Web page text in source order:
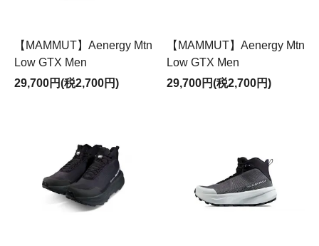
【MAMMUT】Aenergy Mtn
Low GTX Men
29,700円(税2,700円)
【MAMMUT】Aenergy Mtn
Low GTX Men
29,700円(税2,700円)